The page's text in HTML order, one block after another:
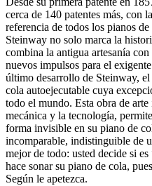
cerca de 140 patentes más, con
referencia de todos los pianos
Steinway no solo marca la
combina la antigua artesanía
nuevos impulsos para el
último desarrollo de Steinway,
cola autoejecutable cuya
todo el mundo. Esta obra de
mecánica y la tecnología,
forma invisible en su piano de
incomparable, indistinguible de
mejor de todo: usted decide si
hace sonar su piano de cola,
Según le apetezca.